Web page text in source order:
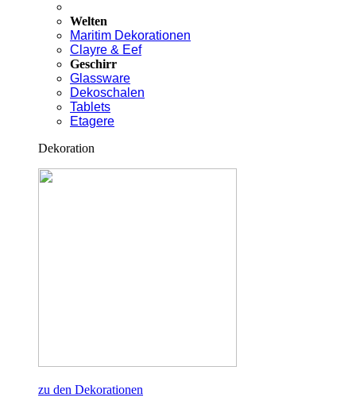
Welten
Maritim Dekorationen
Clayre & Eef
Geschirr
Glassware
Dekoschalen
Tablets
Etagere
Dekoration
zu den Dekorationen